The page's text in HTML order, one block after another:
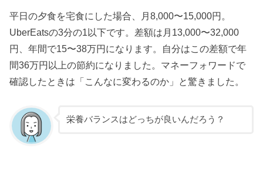
平日の夕食を宅食にした場合、月8,000〜15,000円。
UberEatsの3分の1以下です。差額は月13,000〜32,000
円、年間で15〜38万円になります。自分はこの差額で年
間36万円以上の節約になりました。マネーフォワードで
確認したときは「こんなに変わるのか」と驚きました。
栄養バランスはどっちが良いんだろう？